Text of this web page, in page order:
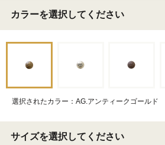
カラーを選択してください
選択されたカラー：AG.アンティークゴールド
サイズを選択してください